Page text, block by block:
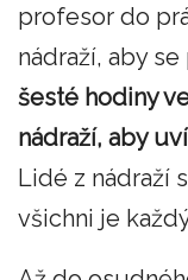
profesor do
nádraží, aby
šesté hodiny
nádraží, aby
Lidé z nádraží
všichni je